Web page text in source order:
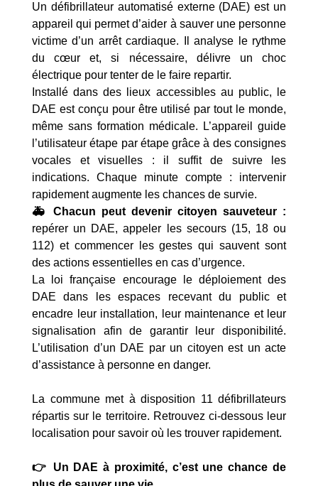
Un défibrillateur automatisé externe (DAE) est un
appareil qui permet d’aider à sauver une personne
victime d’un arrêt cardiaque. Il analyse le rythme
du cœur et, si nécessaire, délivre un choc
électrique pour tenter de le faire repartir.
Installé dans des lieux accessibles au public, le
DAE est conçu pour être utilisé par tout le monde,
même sans formation médicale. L’appareil guide
l’utilisateur étape par étape grâce à des consignes
vocales et visuelles : il suffit de suivre les
indications. Chaque minute compte : intervenir
rapidement augmente les chances de survie.
🚑 Chacun peut devenir citoyen sauveteur :
repérer un DAE, appeler les secours (15, 18 ou
112) et commencer les gestes qui sauvent sont
des actions essentielles en cas d’urgence.
La loi française encourage le déploiement des
DAE dans les espaces recevant du public et
encadre leur installation, leur maintenance et leur
signalisation afin de garantir leur disponibilité.
L’utilisation d’un DAE par un citoyen est un acte
d’assistance à personne en danger.
La commune met à disposition 11 défibrillateurs
répartis sur le territoire. Retrouvez ci-dessous leur
localisation pour savoir où les trouver rapidement.
👉 Un DAE à proximité, c’est une chance de